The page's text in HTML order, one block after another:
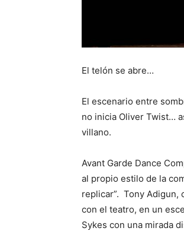
El telón se abre…
El escenario entre
no inicia Oliver Twist…
villano.
Avant Garde Dance
al propio estilo de la
replicar”. Tony Adigun,
con el teatro, en un
Sykes con una mirada